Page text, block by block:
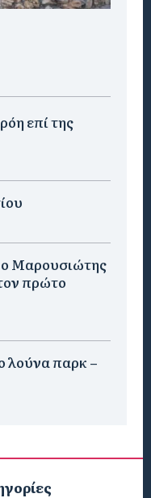
επί της
ο Μαρουσιώτης
πρώτο
λούνα παρκ –